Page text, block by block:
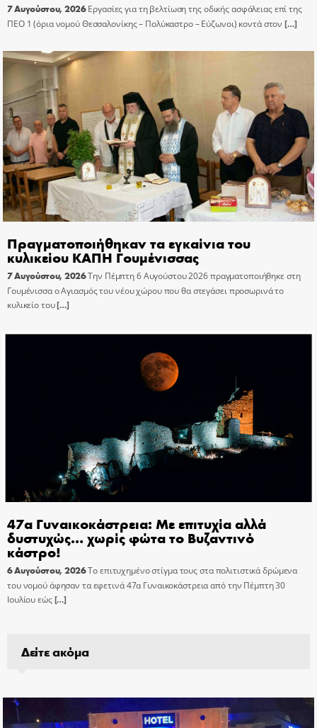
7 Αυγούστου, 2026 Εργασίες για τη βελτίωση της οδικής ασφάλειας επί της
ΠΕΟ 1 (όρια νομού Θεσσαλονίκης – Πολύκαστρο – Εύζωνοι) κοντά στον […]
Πραγματοποιήθηκαν τα εγκαίνια του
κυλικείου ΚΑΠΗ Γουμένισσας
7 Αυγούστου, 2026Την Πέμπτη 6 Αυγούστου 2026 πραγματοποιήθηκε στη
Γουμένισσα ο Αγιασμός του νέου χώρου που θα στεγάσει προσωρινά το
κυλικείο του[…]
47α Γυναικοκάστρεια: Με επιτυχία αλλά
δυστυχώς… χωρίς φώτα το Βυζαντινό
κάστρο!
6 Αυγούστου, 2026Το επιτυχημένο στίγμα τους στα πολιτιστικά δρώμενα
του νομού άφησαν τα εφετινά 47α Γυναικοκάστρεια από την Πέμπτη 30
Ιουλίου εώς[…]
Δείτε ακόμα